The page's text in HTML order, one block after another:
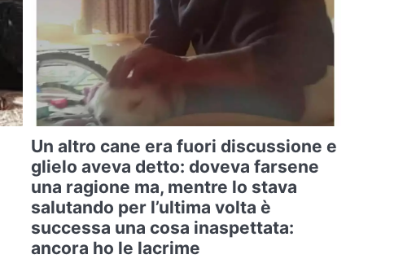
Un altro cane era fuori discussione e
glielo aveva detto: doveva farsene
una ragione ma, mentre lo stava
salutando per l’ultima volta è
successa una cosa inaspettata:
ancora ho le lacrime